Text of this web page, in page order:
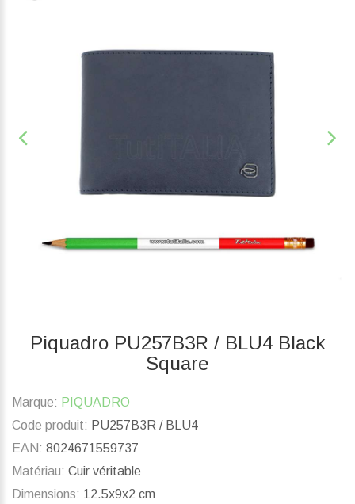
Piquadro PU257B3R / BLU4 Black
Square
Marque: PIQUADRO
Code produit: PU257B3R / BLU4
EAN: 8024671559737
Matériau: Cuir véritable
Dimensions: 12.5x9x2 cm